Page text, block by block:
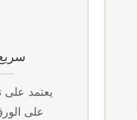
يعتمد على
على